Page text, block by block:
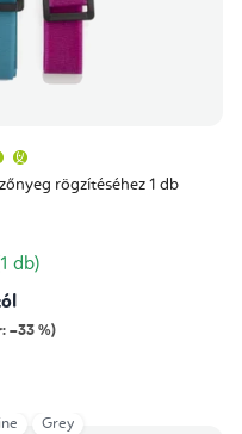
rögzítéséhez 1 db
átlagos
értékelése
csillag.
db)
–33 %)
Grey